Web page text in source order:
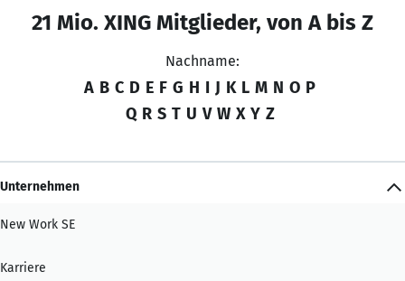
21 Mio. XING Mitglieder, von A bis Z
Nachname:
A B C D E F G H I J K L M N O P
Q R S T U V W X Y Z
Unternehmen
New Work SE
Karriere